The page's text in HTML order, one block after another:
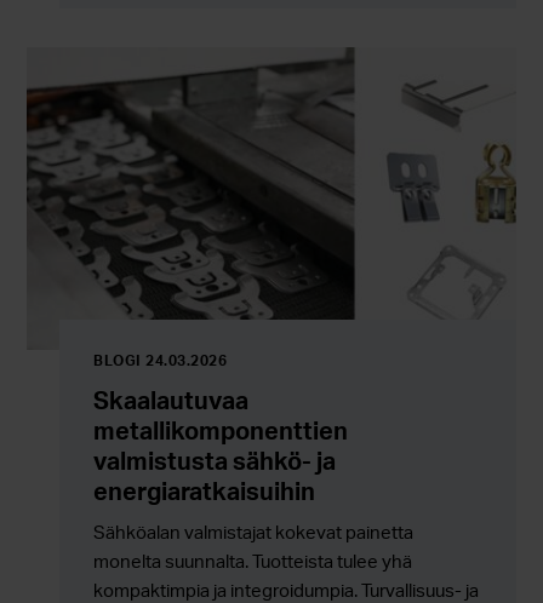
BLOGI 24.03.2026
Skaalautuvaa
metallikomponenttien
valmistusta sähkö- ja
energiaratkaisuihin
Sähköalan valmistajat kokevat painetta
monelta suunnalta. Tuotteista tulee yhä
kompaktimpia ja integroidumpia. Turvallisuus- ja